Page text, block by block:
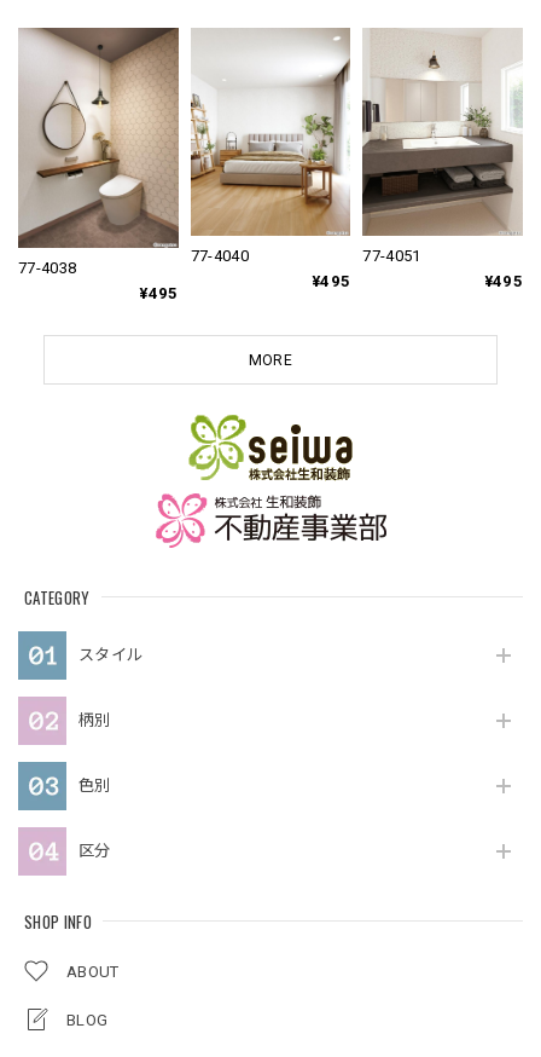
CATEGORY
スタイル
柄別
色別
区分
SHOP INFO
ABOUT
BLOG
77-4038
¥495
77-4040
¥495
77-4051
¥495
MORE